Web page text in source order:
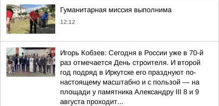
Гуманитарная миссия выполнима
12:12
Игорь Кобзев: Сегодня в России уже в 70-й
раз отмечается День строителя. И второй
год подряд в Иркутске его празднуют по-
настоящему масштабно и с пользой — на
площади у памятника Александру III 8 и 9
августа проходит...